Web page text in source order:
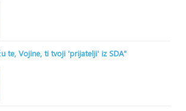
te, Vojine, ti tvoji 'prijatelji' iz SDA"